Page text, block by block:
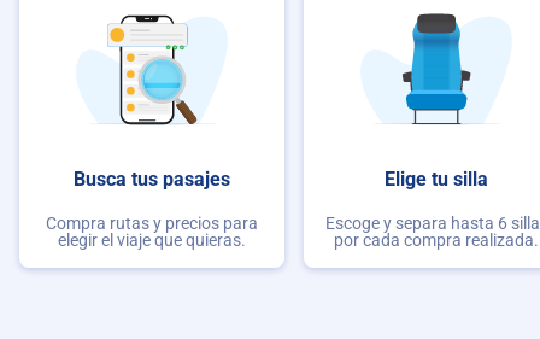
Busca tus pasajes
Compra rutas y precios para
elegir el viaje que quieras.
Elige tu silla
Escoge y separa hasta 6
por cada compra realizada.